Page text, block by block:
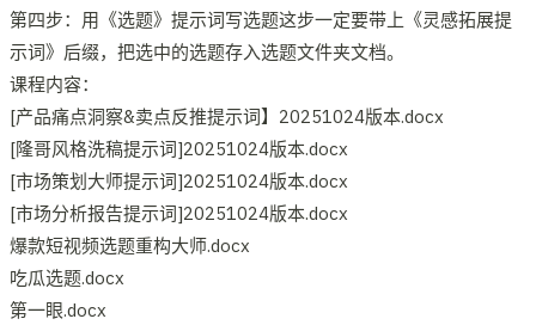
第四步：用《选题》提示词写选题这步一定要带上《灵感拓展提
示词》后缀，把选中的选题存入选题文件夹文档。
课程内容：
[产品痛点洞察&卖点反推提示词】20251024版本.docx
[隆哥风格洗稿提示词]20251024版本.docx
[市场策划大师提示词]20251024版本.docx
[市场分析报告提示词]20251024版本.docx
爆款短视频选题重构大师.docx
吃瓜选题.docx
第一眼.docx